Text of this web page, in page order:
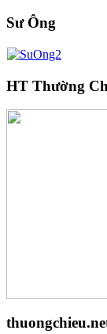
Sư Ông
HT Thường